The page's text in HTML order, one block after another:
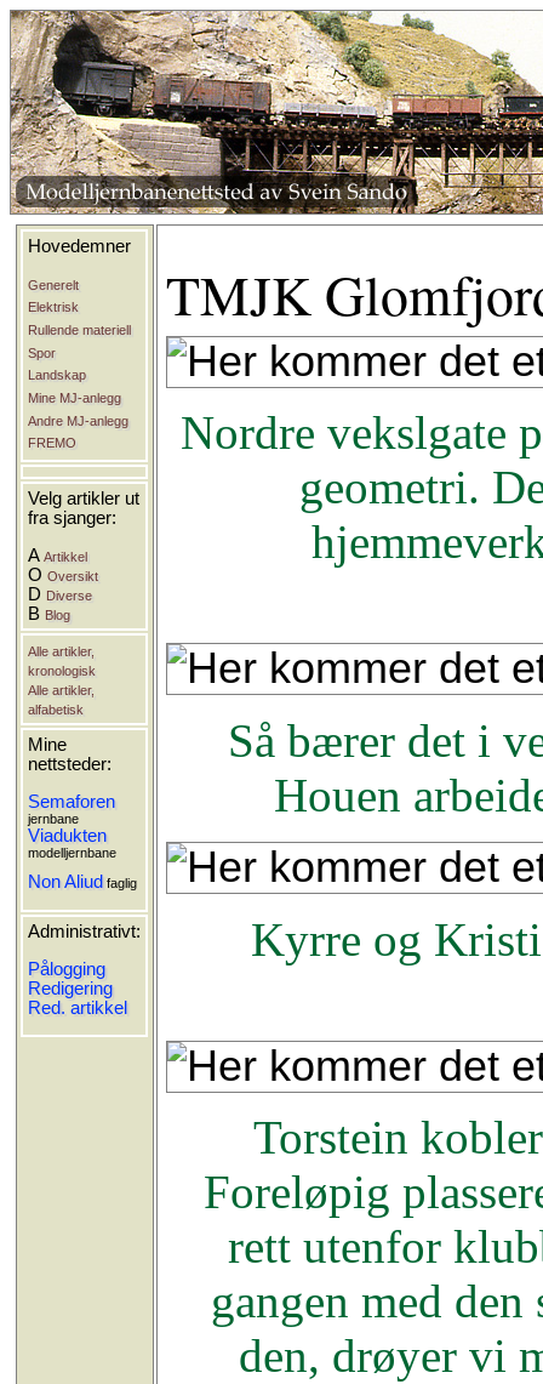
Hovedemner
Generelt
Elektrisk
Rullende materiell
Spor
Landskap
Mine MJ-anlegg
Andre MJ-anlegg
FREMO
Velg artikler ut
fra sjanger:
AArtikkel
OOversikt
D Diverse
B Blog
Alle artikler,
kronologisk
Alle artikler,
alfabetisk
Mine
nettsteder:
Semaforen
jernbane
Viadukten
modelljernbane
Non Aliud faglig
Administrativt:
Pålogging
Redigering
Red. artikkel
TMJK
Nordre vekslgate
geometri.
Så bærer det i
Houen
Kyrre og
Torstein
Foreløpig
rett utenfor
gangen med
den, drøyer vi